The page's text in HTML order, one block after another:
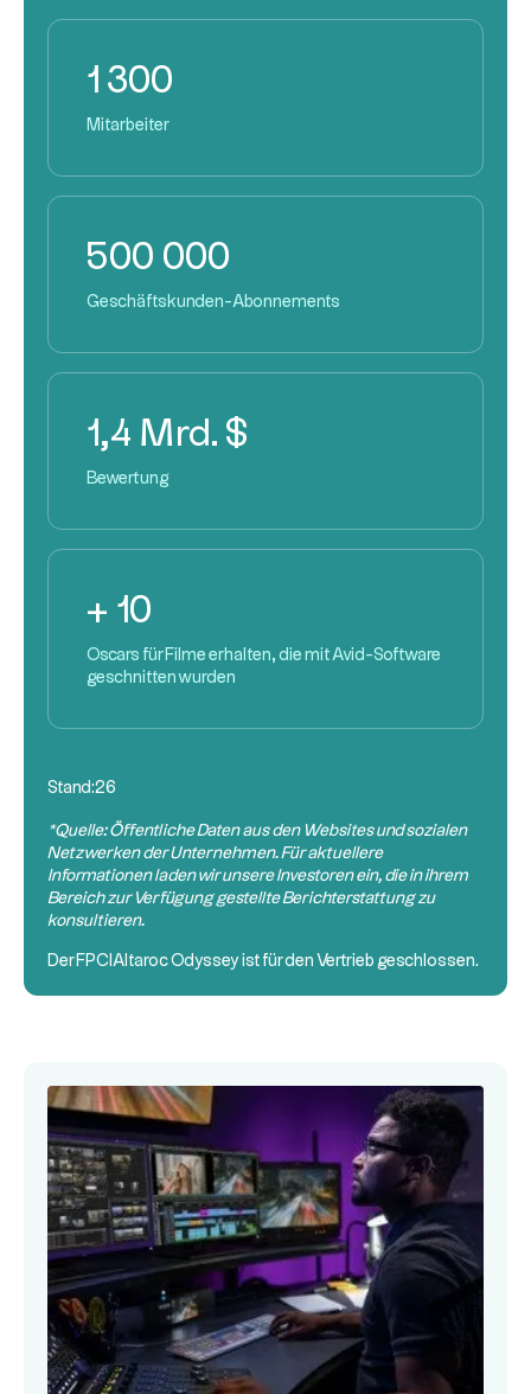
1 300
Mitarbeiter
500 000
Geschäftskunden-Abonnements
1,4 Mrd. $
Bewertung
+ 10
Oscars für Filme erhalten, die mit Avid-Software
geschnitten wurden
Stand:26
*Quelle: Öffentliche Daten aus den Websites und sozialen
Netzwerken der Unternehmen. Für aktuellere
Informationen laden wir unsere Investoren ein, die in ihrem
Bereich zur Verfügung gestellte Berichterstattung zu
konsultieren.
Der FPCI Altaroc Odyssey ist für den Vertrieb geschlossen.